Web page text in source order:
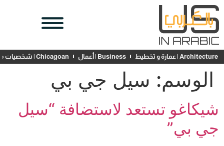
Architecture | عمارة و تخطيط Business | أعمال Chicagoan | شخصيات محلية
الوسم: سيل جي بي
شيكاغو تستعد لاستضافة “سيل
جي بي”